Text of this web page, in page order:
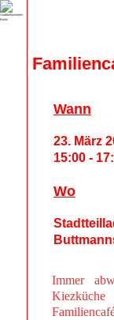
Immer
Wann
23. März
15:00 -
Wo